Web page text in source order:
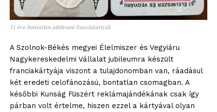
51 éve bontatlan jubileumi franciakártyák
A Szolnok-Békés megyei Élelmiszer és Vegyiáru
Nagykereskedelmi Vállalat jubileumra készült
franciakártyája viszont a tulajdonomban van, ráadásul
két eredeti celofánozású, bontatlan csomagban. A
későbbi Kunság Füszért reklámajándékának csak így
párban volt értelme, hiszen ezzel a kártyával olyan